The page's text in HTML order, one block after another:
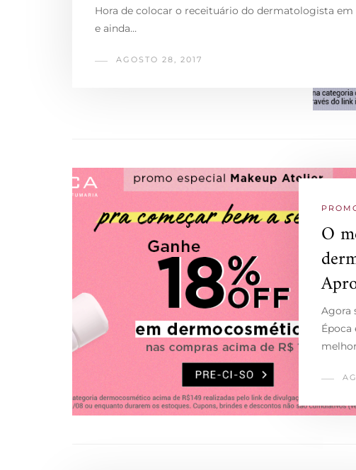
Hora de colocar o receituário do dermatologista em
e ainda…
AGOSTO 28, 2017
O
Agora